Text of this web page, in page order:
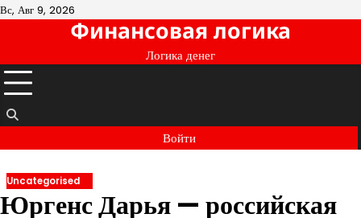
Перейти
Вс, Авг 9, 2026
Финансовая логика
Логика денег
Войти
Uncategorised
Юргенс Дарья — российская